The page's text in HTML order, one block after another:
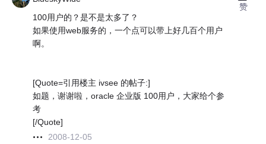
100用户的？是不是太多了？
如果使用web服务的，一个点可以带上好几百个用户
啊。
[Quote=引用楼主 ivsee 的帖子:]
如题，谢谢啦，oracle 企业版 100用户，大家给个参
考
[/Quote]
2008-12-05
赞